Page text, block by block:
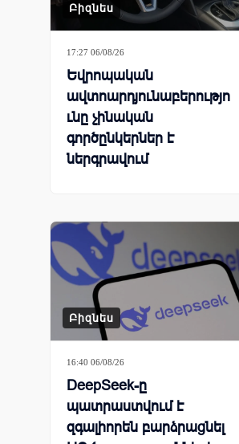
Բիզնես
17:27 06/08/26
Եվրոպական
ավտոարդյունաբերությո
ւնը չինական
գործընկերներ է
ներգրավում
Բիզնես
16:40 06/08/26
DeepSeek-ը
պատրաստվում է
զգալիորեն բարձրացնել